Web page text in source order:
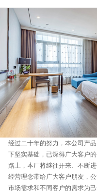
经过二十年的努力，本公司产
下坚实基础，已深得广大客户
路上，本厂将继往开来、不断
经营理念带给广大客户朋友，
市场需求和不同客户的需求为己